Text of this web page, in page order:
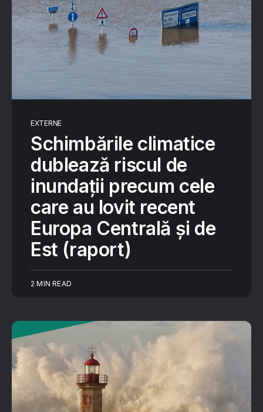
EXTERNE
Schimbările climatice
dublează riscul de
inundaţii precum cele
care au lovit recent
Europa Centrală şi de
Est (raport)
2 MIN READ